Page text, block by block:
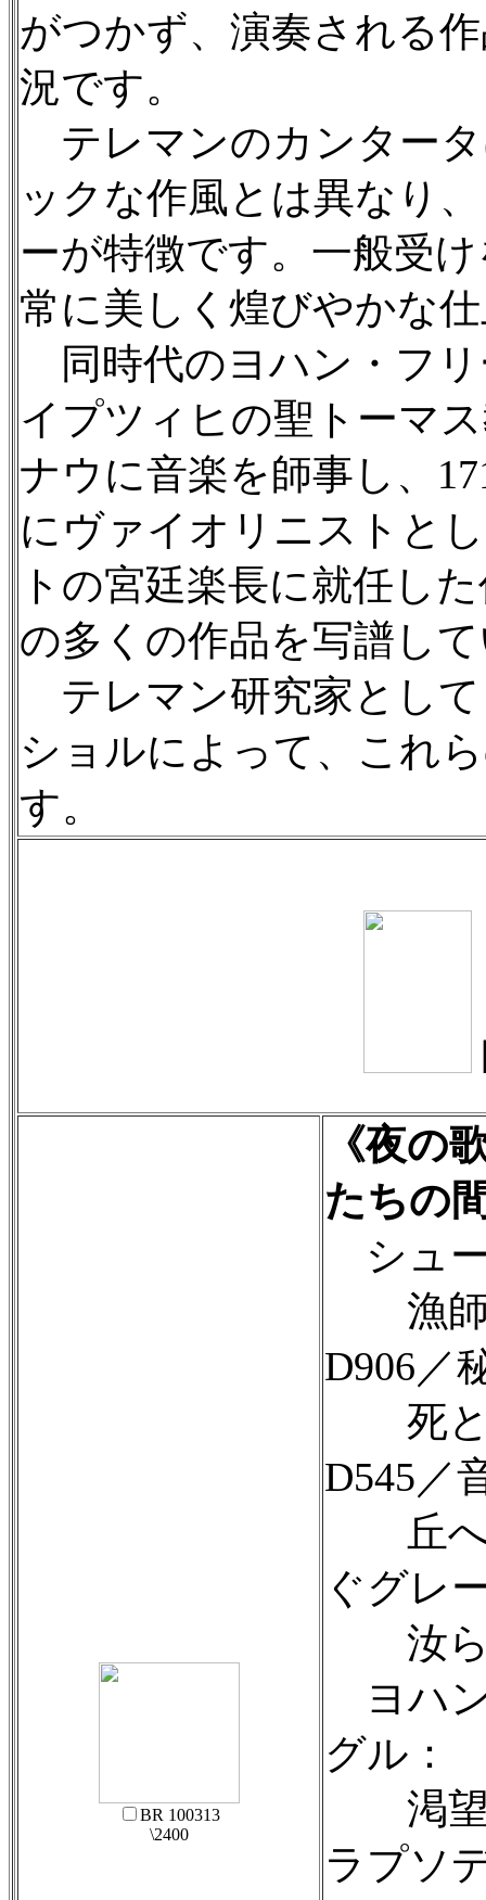
がつかず、演奏される
況です。
テレマンのカンター
ックな作風とは異なり
ーが特徴です。一般受
常に美しく煌びやかな
同時代のヨハン・フ
イプツィヒの聖トーマ
ナウに音楽を師事し、
にヴァイオリニストと
トの宮廷楽長に就任し
の多くの作品を写譜し
テレマン研究家とし
ショルによって、これ
す。
BR 100313
\2400
《夜の
たちの
シュ
漁師
D906／
死と
D545／
丘へ
ぐグレ
汝ら
ヨハ
グル：
渇望
ラプソ